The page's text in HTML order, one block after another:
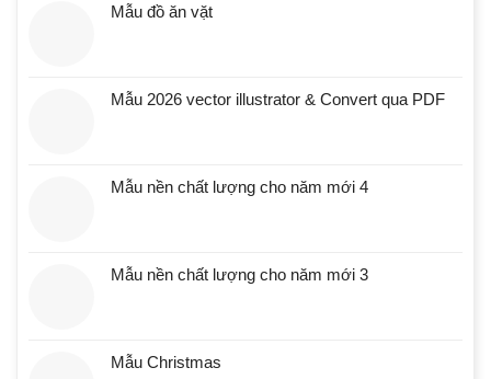
Mẫu đồ ăn vặt
Mẫu 2026 vector illustrator & Convert qua PDF
Mẫu nền chất lượng cho năm mới 4
Mẫu nền chất lượng cho năm mới 3
Mẫu Christmas